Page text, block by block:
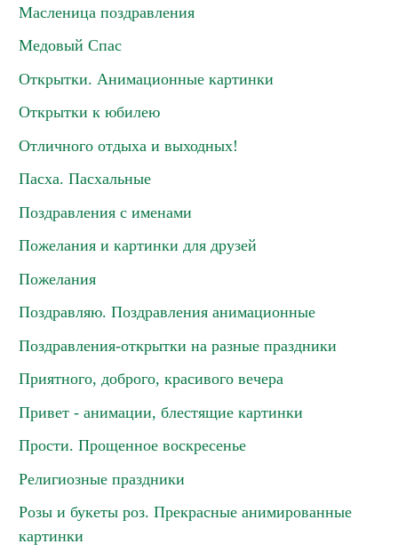
Масленица поздравления
Медовый Спас
Открытки. Анимационные картинки
Открытки к юбилею
Отличного отдыха и выходных!
Пасха. Пасхальные
Поздравления с именами
Пожелания и картинки для друзей
Пожелания
Поздравляю. Поздравления анимационные
Поздравления-открытки на разные праздники
Приятного, доброго, красивого вечера
Привет - анимации, блестящие картинки
Прости. Прощенное воскресенье
Религиозные праздники
Розы и букеты роз. Прекрасные анимированные
картинки